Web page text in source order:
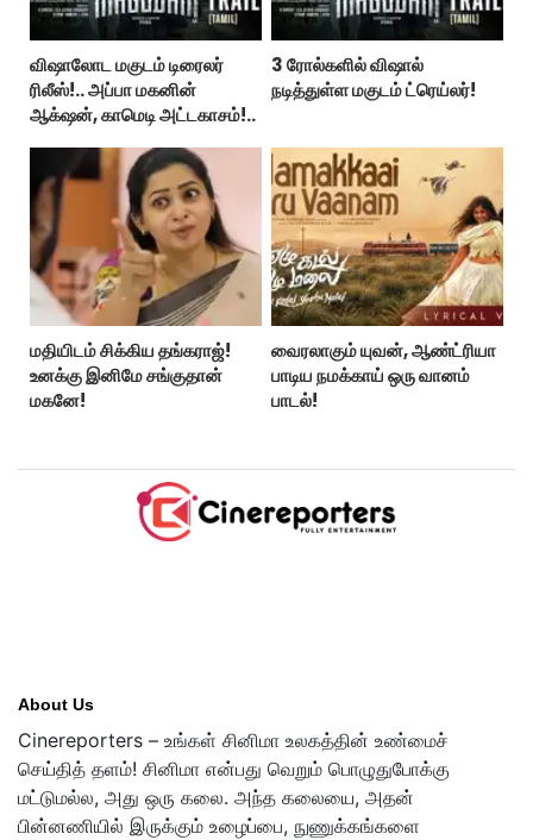
விஷாலோட மகுடம் டிரைலர்
ரிலீஸ்!.. அப்பா மகனின்
ஆக்‌ஷன், காமெடி அட்டகாசம்!..
3 ரோல்களில் விஷால்
நடித்துள்ள மகுடம் ட்ரெய்லர்!
மதியிடம் சிக்கிய தங்கராஜ்!
உனக்கு இனிமே சங்குதான்
மகனே!
வைரலாகும் யுவன், ஆண்ட்ரியா
பாடிய நமக்காய் ஒரு வானம்
பாடல்!
About Us
Cinereporters – உங்கள் சினிமா உலகத்தின் உண்மைச்
செய்தித் தளம்! சினிமா என்பது வெறும் பொழுதுபோக்கு
மட்டுமல்ல, அது ஒரு கலை. அந்த கலையை, அதன்
பின்னணியில் இருக்கும் உழைப்பை, நுணுக்கங்களை